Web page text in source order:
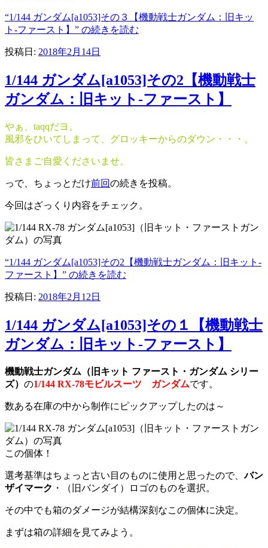
“1/144 ガンダム[a1053]その３【機動戦士ガンダム：旧キッ
ト-ファースト】” の続きを読む
投稿日: 2018年2月14日
1/144 ガンダム[a1053]その2【機動戦士
ガンダム：旧キット-ファースト】
やぁ、taqqだヨ。
風邪をひいてしまって、グロッキーからのダウン・・・。
皆さまご自愛くださいませ。
っで、ちょっとだけ前回の続きを投稿。
今回はざっくり内容をチェック。
“1/144 ガンダム[a1053]その2【機動戦士ガンダム：旧キット-
ファースト】” の続きを読む
投稿日: 2018年2月12日
1/144 ガンダム[a1053]その１【機動戦士
ガンダム：旧キット-ファースト】
機動戦士ガンダム（旧キット ファースト・ガンダム シリー
ズ） の1/144 RX-78モビルスーツ ガンダムです。
数ある在庫の中から制作にピックアップしたのは～
この個体！
選考基準はちょっと古い目のものに使用と思ったので、バン
ザイマーク ・（旧バンダイ）ロゴのものを選択。
その中でも箱のダメージが結構深刻なこの個体に決定。
まずは箱の詳細を見てみよう。